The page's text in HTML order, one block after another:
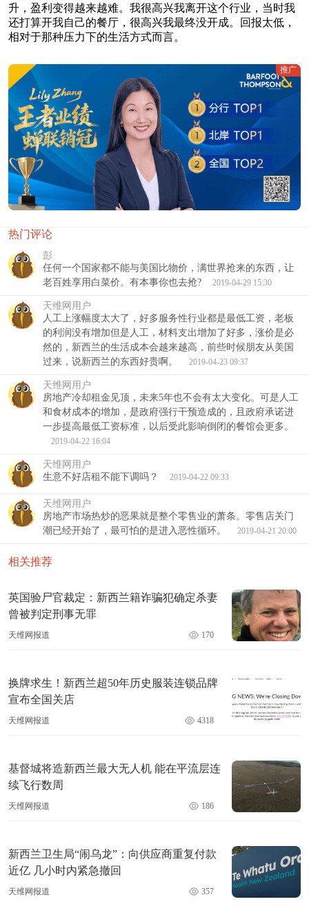
升，盈利变得越来越难。我很高兴我离开这个行业，当时我
还打算开我自己的餐厅，很高兴我最终没开成。回报太低，
相对于那种压力下的生活方式而言。
推广
热门评论
彭
任何一个国家都不能与美国比物价，满世界抢来的东西，让
老百姓享用白菜价。有本事你也去抢?
2019-04-29 15:30
天维网用户
人工上涨幅度太大了，好多服务性行业都是最低工资，老板
的利润没有增加但是人工，材料支出增加了好多，涨价是必
然的，新西兰的生活成本会越来越高，前些时候朋友从美国
过来，说新西兰的东西好贵啊。
2019-04-23 09:37
天维网用户
房地产冷却租金见顶，未来5年也不会有太大变化。可是人工
和食材成本的增加，是政府强行干预造成的，且政府承诺进
一步提高最低工资标准，以后受此影响倒闭的餐馆会更多。
2019-04-22 16:04
天维网用户
生意不好店租不能下调吗？
2019-04-22 09:33
天维网用户
房地产市场热炒的恶果就是整个零售业的萧条。零售店关门
潮已经开始了，最可怕的是进入恶性循环。
2019-04-21 20:00
相关推荐
英国验尸官裁定：新西兰籍诈骗犯确定杀妻
曾被判定刑事无罪
天维网报道 170
换牌求生！新西兰超50年历史服装连锁品牌
宣布全国关店
天维网报道 4318
基督城将造新西兰最大无人机 能在平流层连
续飞行数周
天维网报道 186
新西兰卫生局“闹乌龙”：向供应商重复付款
近亿 几小时内紧急撤回
天维网报道 357